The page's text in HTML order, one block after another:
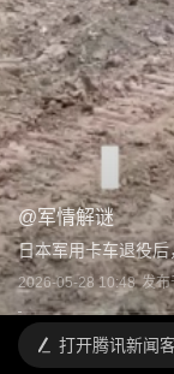
@军情解谜
日本军用卡车退役
2026-05-28 10:48 发布
打开腾讯新闻